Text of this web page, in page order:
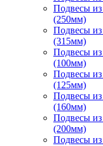
Подвесы из
(250мм)
Подвесы из
(315мм)
Подвесы из
(100мм)
Подвесы из
(125мм)
Подвесы из
(160мм)
Подвесы из
(200мм)
Подвесы из